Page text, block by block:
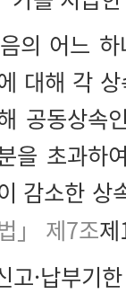
의 어느
대해 각
공동상속
을 초과하
감소한 상
」 제7조
고·납부기